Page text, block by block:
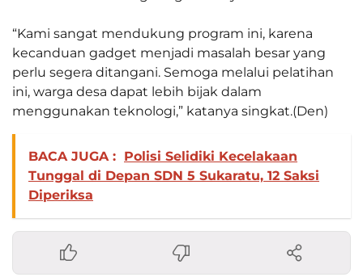
“Kami sangat mendukung program ini, karena
kecanduan gadget menjadi masalah besar yang
perlu segera ditangani. Semoga melalui pelatihan
ini, warga desa dapat lebih bijak dalam
menggunakan teknologi,” katanya singkat.(Den)
BACA JUGA : Polisi Selidiki Kecelakaan
Tunggal di Depan SDN 5 Sukaratu, 12 Saksi
Diperiksa